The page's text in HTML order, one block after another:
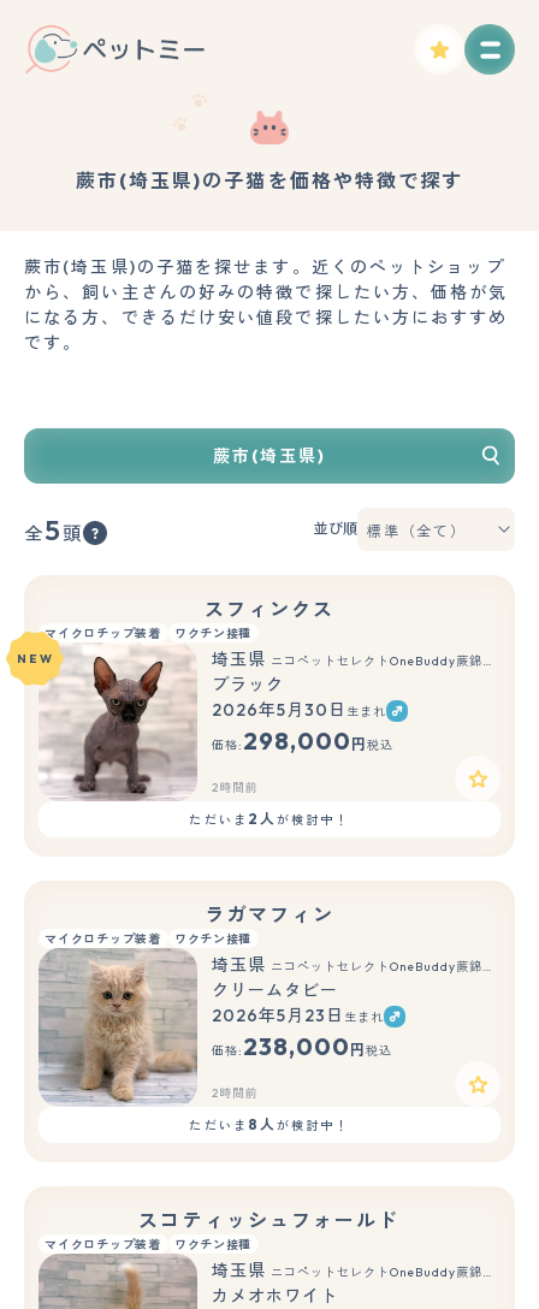
蕨市(埼玉県)の子猫を価格や特徴で探す
蕨市(埼玉県)の子猫を探せます。近くのペットショップ
から、飼い主さんの好みの特徴で探したい方、価格が気
になる方、できるだけ安い値段で探したい方におすすめ
です。
蕨市(埼玉県)
全5 頭 並び順
スフィンクス
マイクロチップ装着
ワクチン接種
NEW
埼玉県 ニコペットセレクトOneBuddy蕨錦町店
ブラック
2026年5月30日 生まれ
価格: 298,000 円 税込
2時間前
ただいま 2人が検討中！
ラガマフィン
マイクロチップ装着 ワクチン接種
埼玉県 ニコペットセレクトOneBuddy蕨錦町店
クリームタビー
2026年5月23日 生まれ
価格: 238,000 円 税込
2時間前
ただいま 8人が検討中！
スコティッシュフォールド
マイクロチップ装着 ワクチン接種
埼玉県 ニコペットセレクトOneBuddy蕨錦町店
カメオホワイト